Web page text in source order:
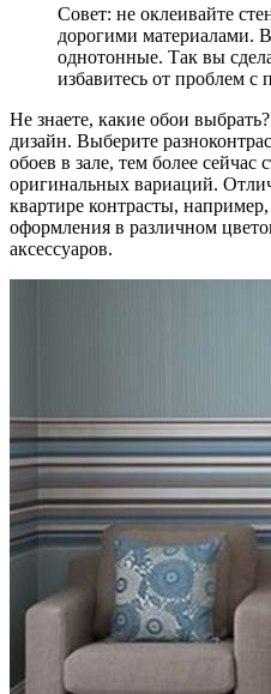
Совет: не оклеивайте
дорогими материалами.
однотонные. Так вы
избавитесь от проблем с
Не знаете, какие обои
дизайн. Выберите
обоев в зале, тем более
оригинальных вариаций.
квартире контрасты,
оформления в различном
аксессуаров.